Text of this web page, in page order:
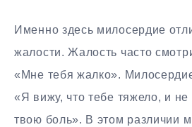
Именно здесь милосердие
жалости. Жалость часто
«Мне тебя жалко».
«Я вижу, что тебе тяжело, и не
твою боль». В этом различии